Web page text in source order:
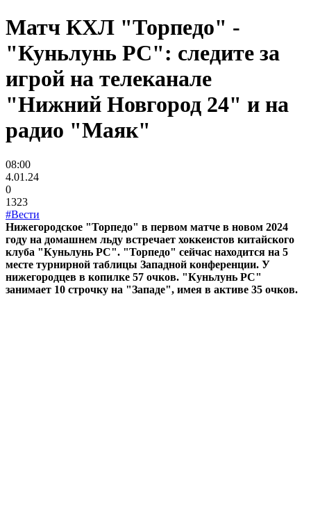
Матч КХЛ "Торпедо" -
"Куньлунь РС": следите за
игрой на телеканале
"Нижний Новгород 24" и на
радио "Маяк"
08:00
4.01.24
0
1323
#Вести
Нижегородское "Торпедо" в первом матче в новом 2024
году на домашнем льду встречает хоккеистов китайского
клуба "Куньлунь РС". "Торпедо" сейчас находится на 5
месте турнирной таблицы Западной конференции. У
нижегородцев в копилке 57 очков. "Куньлунь РС"
занимает 10 строчку на "Западе", имея в активе 35 очков.